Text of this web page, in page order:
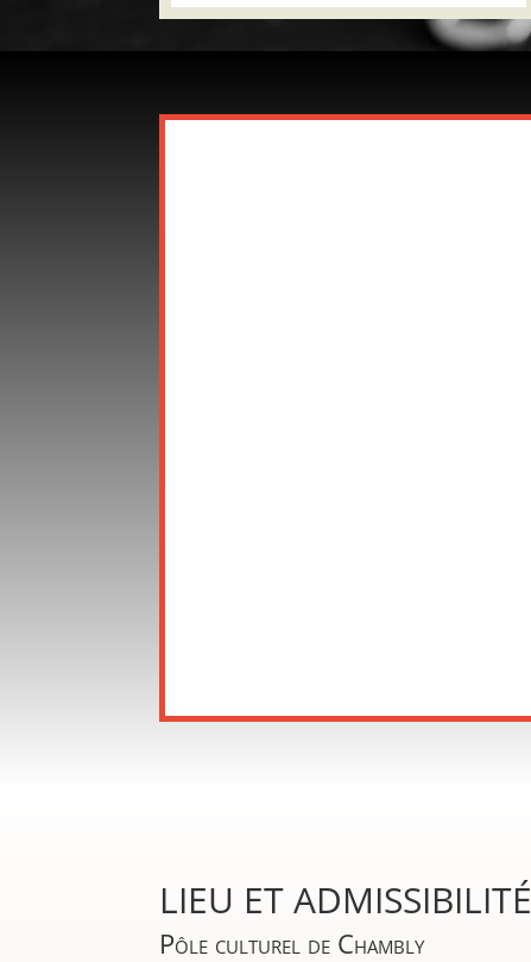
LIEU ET ADMISSIBILITÉ
Pôle culturel de Chambly